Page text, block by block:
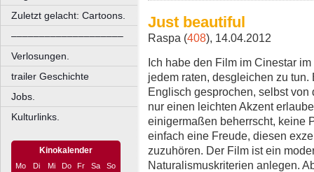
Zuletzt gelacht: Cartoons.
––––––––––––––––––––
Verlosungen.
trailer Geschichte
Jobs.
Kulturlinks.
Kinokalender
Mo Di Mi Do Fr Sa
So
Just beautiful
Raspa (408), 14.04.2012
Ich habe den Film im Cinestar
jedem raten, desgleichen zu
Englisch gesprochen, selbst
nur einen leichten Akzent
einigermaßen beherrscht, keine
einfach eine Freude, diesen
zuzuhören. Der Film ist ein
Naturalismuskriterien anlegen.